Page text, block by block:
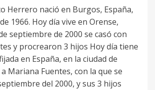
Herrero nació en Burgos, España,
1966. Hoy día vive en Orense,
septiembre de 2000 se casó con
y procrearon 3 hijos Hoy día tiene
en España, en la ciudad de
Mariana Fuentes, con la que se
del 2000, y sus 3 hijos